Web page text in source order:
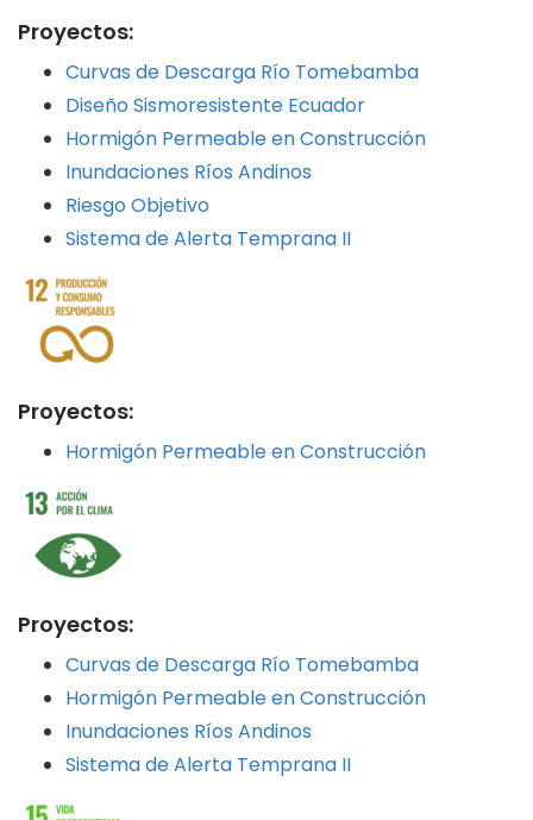
Proyectos:
Curvas de Descarga Río Tomebamba
Diseño Sismoresistente Ecuador
Hormigón Permeable en Construcción
Inundaciones Ríos Andinos
Riesgo Objetivo
Sistema de Alerta Temprana II
Proyectos:
Hormigón Permeable en Construcción
Proyectos:
Curvas de Descarga Río Tomebamba
Hormigón Permeable en Construcción
Inundaciones Ríos Andinos
Sistema de Alerta Temprana II